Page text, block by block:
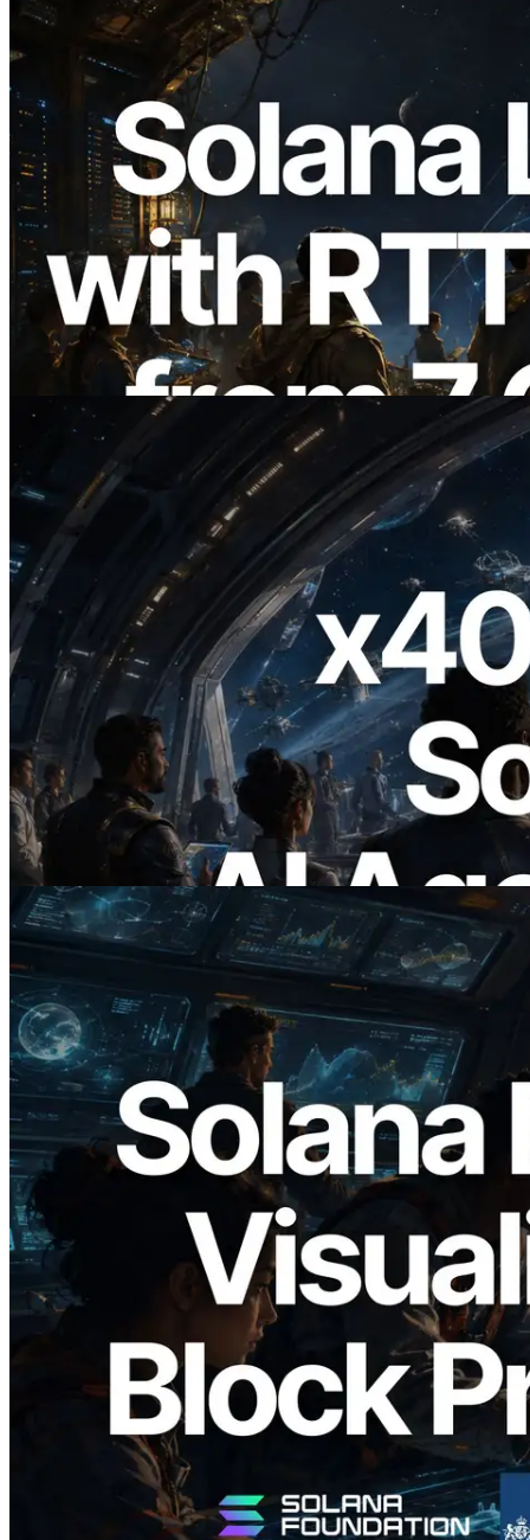
2026.08.05
ERPC expande a Solana Leader Slot API
com medição de ping a partir de 7 regiões
globais — Validators Information API
também lançada
2026.07.04
ERPC lança Solana RPC com suporte a
x402 — A era em que agentes de IA
pagam sob demanda pelas APIs de que
precisam
Ler este artigo
2026.05.24
Validators Solutions lança Solana Block
Analyzer — Visualizando o tempo de
produção de bloco por slot e o validador
responsável